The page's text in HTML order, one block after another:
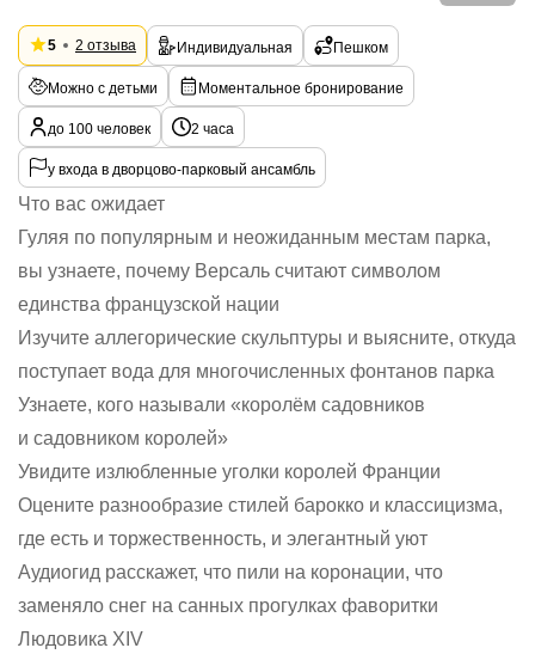
5 2 отзыва Индивидуальная Пешком
Можно с детьми Моментальное бронирование
до 100 человек 2 часа
у входа в дворцово-парковый ансамбль
Что вас ожидает
Гуляя по популярным и неожиданным местам парка,
вы узнаете, почему Версаль считают символом
единства французской нации
Изучите аллегорические скульптуры и выясните, откуда
поступает вода для многочисленных фонтанов парка
Узнаете, кого называли «королём садовников
и садовником королей»
Увидите излюбленные уголки королей Франции
Оцените разнообразие стилей барокко и классицизма,
где есть и торжественность, и элегантный уют
Аудиогид расскажет, что пили на коронации, что
заменяло снег на санных прогулках фаворитки
Людовика XIV